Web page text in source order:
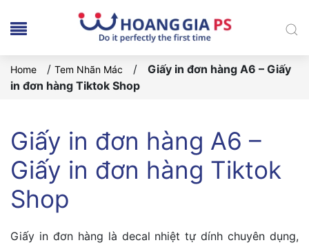
Home / Tem Nhãn Mác /
Giấy in đơn hàng A6 – Giấy
in đơn hàng Tiktok Shop
Giấy in đơn hàng A6 –
Giấy in đơn hàng Tiktok
Shop
Giấy in đơn hàng là decal nhiệt tự dính chuyên dụng,